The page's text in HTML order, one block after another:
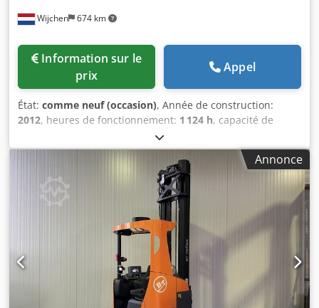
Wijchen 674 km
prix
Appel
État: comme neuf (occasion), Année de construction:
2012, heures de fonctionnement: 1 124 h, capacité de
, type de carburant:
modèle : BT LPE 200*EX*3G / Zone 2 Pyroban
ID:25020.6540 Cat.: Démo Fourches : 1150 x 570 mm
Capacité: 2000kg Année : 2012 Heures: 1124 heures
Capacité:24 v / 300 ah - Bj 06 / 2020 Options :* EX * Atex -
Pyroban !!!! Système = S6000 E Dodszq Ubzepfx Ahijkr
Groupe de gaz = IIB Type = 3G (autorisé en ZONE 2) Classe
Annonce